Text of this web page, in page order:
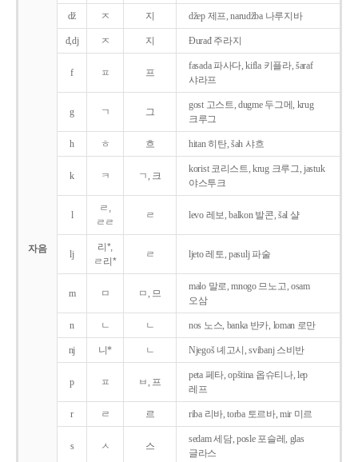
자음
dž ㅈ 지 džep 제프, narudžba 나루지바
đ,dj ㅈ 지 Ðurađ 주라지
f ㅍ 프
fasada 파사다, kifla 키플라, šaraf
샤라프
g ㄱ 그
gost 고스트, dugme 두그메, krug
크루그
h ㅎ 흐 hitan 히탄, šah 샤흐
k ㅋ ㄱ, 크
korist 코리스트, krug 크루그, jastuk
야스투크
l
ㄹ,
ㄹㄹ
ㄹ levo 레보, balkon 발콘, šal 샬
lj
리*,
ㄹ리*
ㄹ ljeto 레토, pasulj 파술
m ㅁ ㅁ, 므
malo 말로, mnogo 므노고, osam
오삼
n ㄴ ㄴ nos 노스, banka 반카, loman 로만
nj 니* ㄴ Njegoš 녜고시, svibanj 스비반
p ㅍ ㅂ, 프
peta 페타, opština 옵슈티나, lep
레프
r ㄹ 르 riba 리바, torba 토르바, mir 미르
s ㅅ 스
sedam 세담, posle 포슬레, glas
글라스